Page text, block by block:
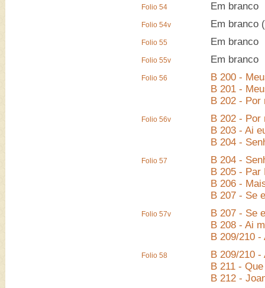
Folio 54 Em branco
Folio 54v Em branco
Folio 55 Em branco
Folio 55v Em branco
Folio 56
B 200 -
B 201 -
B 202 - Por
Folio 56v
B 202 - Por
B 203 - Ai
B 204 -
Folio 57
B 204 -
B 205 - Par
B 206 -
B 207 - Se
Folio 57v
B 207 - Se
B 208 - Ai
B 209/210 -
Folio 58
B 209/210 -
B 211 -
B 212 -